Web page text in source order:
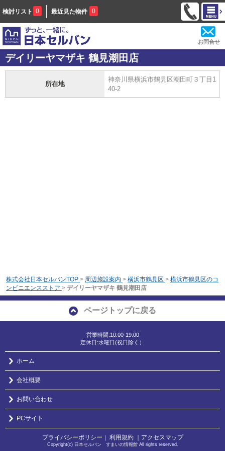
検討リスト 0 最近見た物件 0
お問合せ
デイリーヤマザキ 鶴見潮田店
所在地
神奈川県横浜市鶴見区潮田町３丁目1
40-2
株式会社日本セルバンTOP > 周辺施設案内 > 横浜市鶴見区 > 横浜市鶴見区のコ
ンビニエンスストア > デイリーヤマザキ 鶴見潮田店
ページトップに戻る
営業時間:10:00-19:00
定休日:水曜日(祝日除く）
ホーム
会社概要
お問い合わせ
PCサイト
プライバシーポリシー 利用規約 ｜アクセスマップ
Copyright(c) 日本セルバン すまいの情報館 All rights reserved.